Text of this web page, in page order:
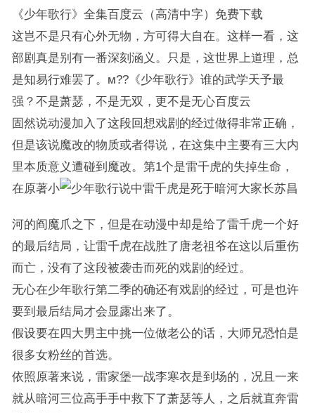
《少年歌行》全集百度云（高清中字）免费下载
这岂不是只有心外无物，方可得大自在。这样一看，这
部剧真是别有一番深刻涵义。只是，这世界上道理，总
是知易行难罢了。м??《少年歌行》谁的武学天予最
强？不是萧瑟，不是无双，更不是无心百度云
固然说动漫加入了这段回想戏剧的经过做得非常正确，
但是该说魔改的物质或者得说，在这集中主要有三大内
里本质意义遭碰到魔改。第1个是雷千虎的失掉生命，
在原著小
说中雷千虎是死于暗河大家长苏昌
河的阎魔爪之下，但是在动漫中却是给了雷千虎一个好
的最后结局，让雷千虎在战胜了唐老祖爷在这以后重伤
而亡，没有了这段被袭击而死的戏剧的经过。
无心在少年歌行第二季的确还有戏剧的经过，可是也许
要到最后结局才会显露出来了。
假设要在四大男主中挑一位做老公的话，大师兄恐怕是
很多女粉丝的首选。
依照原著来说，雷家堡一战李寒衣是到场的，况且一来
就从暗河三位高手手中救下了萧瑟等人，之后就直奔雷